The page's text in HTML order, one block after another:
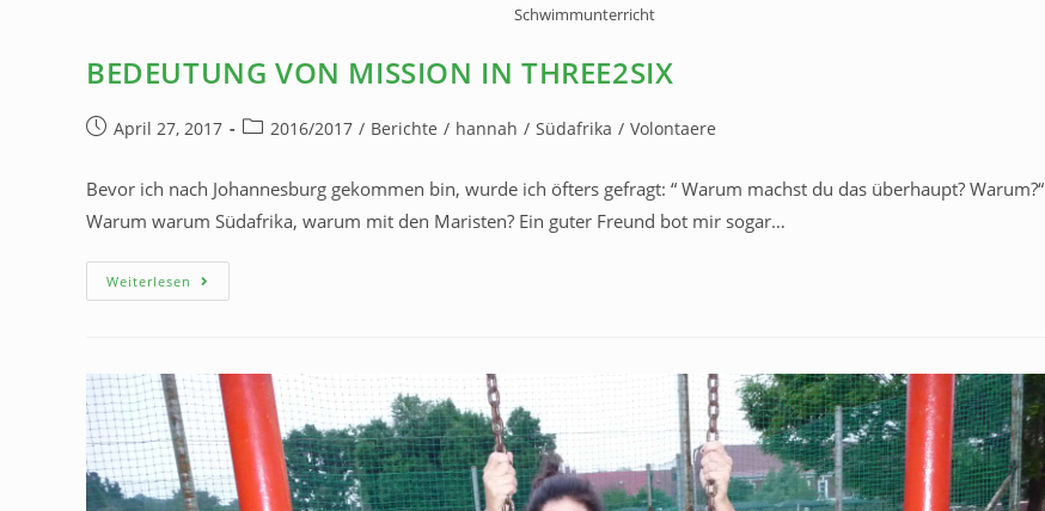
Schwimmunterricht
BEDEUTUNG VON MISSION IN THREE2SIX
April 27, 2017 2016/2017 / Berichte / hannah / Südafrika / Volontaere
Bevor ich nach Johannesburg gekommen bin, wurde ich öfters gefragt: “ Warum machst du das überhaupt? Warum?“
Warum warum Südafrika, warum mit den Maristen? Ein guter Freund bot mir sogar…
Weiterlesen